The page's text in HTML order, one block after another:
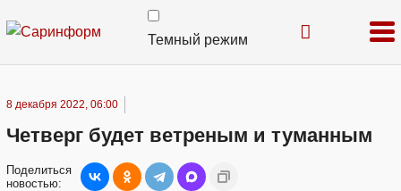
Темный режим
8 декабря 2022, 06:00
Четверг будет ветреным и туманным
Поделиться
новостью: